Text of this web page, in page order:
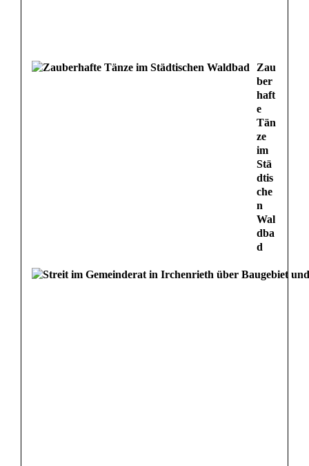
Zau
ber
haft
e
Tän
ze
im
Stä
dtis
che
n
Wal
dba
d